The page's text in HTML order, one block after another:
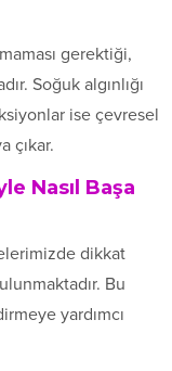
gerektiği,
Soğuk algınlığı
ise çevresel
çıkar.
Nasıl Başa
dikkat
Bu
yardımcı